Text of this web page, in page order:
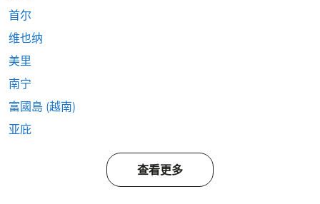
首尔
维也纳
美里
南宁
富國島 (越南)
亚庇
查看更多